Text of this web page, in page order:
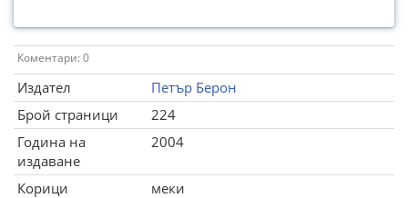
Коментари: 0
Издател
Петър Берон
Брой страници
224
Година на
издаване
2004
Корици
меки